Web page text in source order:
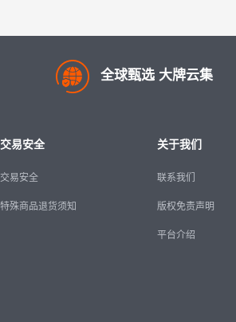
全球甄选 大牌云集
交易安全
交易安全
特殊商品退货须知
关于我们
联系我们
版权免责声明
平台介绍